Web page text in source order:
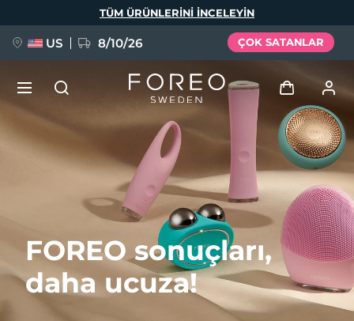
FOREO sonuçları,
daha ucuza!
TÜM ÜRÜNLERINI INCELEYIN
US 8/10/26 ÇOK SATANLAR
Giriş
Kullanici profi̇li̇
Cihazlarım
Siparişlerim
Adresim
YENİ
FAQ™ Pure Beauty-Tech Elixir
BREAKING NEWS
Dil Seçimi
Deutsch
Español
Français
Italiano
Português
Polski
Svenska
Русский
繁體中文